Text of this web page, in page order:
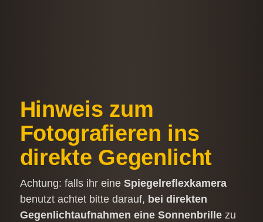
Hinweis zum
Fotografieren ins
direkte Gegenlicht
Achtung: falls ihr eine Spiegelreflexkamera
benutzt achtet bitte darauf, bei direkten
Gegenlichtaufnahmen eine Sonnenbrillezu